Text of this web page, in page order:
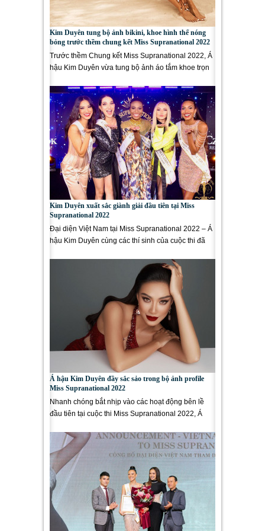
Kim Duyên tung bộ ảnh bikini, khoe hình thể nóng
bỏng trước thềm chung kết Miss Supranational 2022
Trước thềm Chung kết Miss Supranational 2022, Á
hậu Kim Duyên vừa tung bộ ảnh áo tắm khoe trọn
Kim Duyên xuất sắc giành giải đầu tiên tại Miss
Supranational 2022
Đại diện Việt Nam tại Miss Supranational 2022 – Á
hậu Kim Duyên cùng các thí sinh của cuộc thi đã
Á hậu Kim Duyên đầy sắc sảo trong bộ ảnh profile
Miss Supranational 2022
Nhanh chóng bắt nhịp vào các hoạt động bên lề
đầu tiên tại cuộc thi Miss Supranational 2022, Á